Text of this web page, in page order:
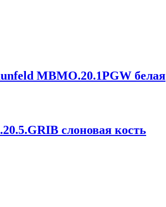
MBMO.20.1PGW белая
слоновая кость